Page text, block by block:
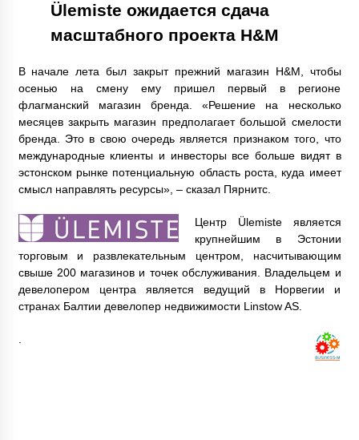
Ülemiste ожидается сдача
масштабного проекта H&M
В начале лета был закрыт прежний магазин H&M, чтобы
осенью на смену ему пришел первый в регионе
флагманский магазин бренда. «Решение на несколько
месяцев закрыть магазин предполагает большой смелости
бренда. Это в свою очередь является признаком того, что
международные клиенты и инвесторы все больше видят в
эстонском рынке потенциальную область роста, куда имеет
смысл направлять ресурсы», – сказал Пярнитс.
Центр Ülemiste является
крупнейшим в Эстонии
торговым и развлекательным центром, насчитывающим
свыше 200 магазинов и точек обслуживания. Владельцем и
девелопером центра является ведущий в Норвегии и
странах Балтии девелопер недвижимости Linstow AS.
.